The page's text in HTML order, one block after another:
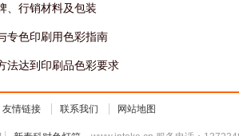
、行销材料及包装
专色印刷用色彩指南
法达到印刷品色彩要求
友情链接 联系我们 网站地图